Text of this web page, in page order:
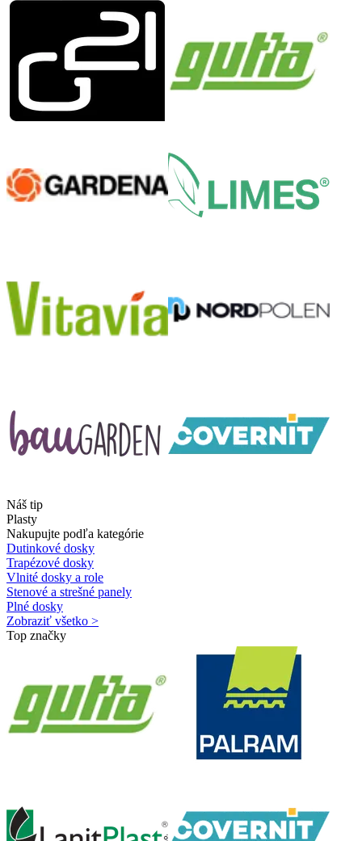
Náš tip
Plasty
Nakupujte podľa kategórie
Dutinkové dosky
Trapézové dosky
Vlnité dosky a role
Stenové a strešné panely
Plné dosky
Zobraziť všetko >
Top značky